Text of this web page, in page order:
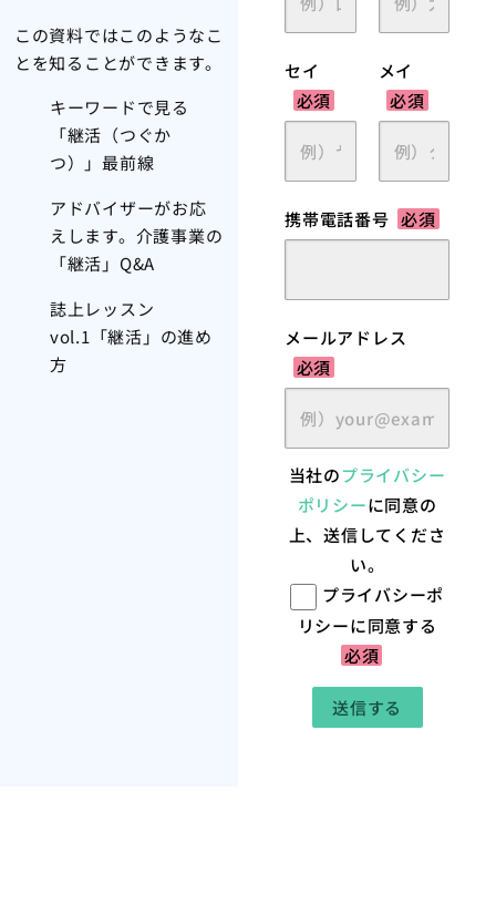
この資料ではこのようなこ
とを知ることができます。
キーワードで見る
「継活（つぐか
つ）」最前線
アドバイザーがお応
えします。介護事業の
「継活」Q&A
誌上レッスン
vol.1「継活」の進め
方
セイ
必須
メイ
必須
携帯電話番号 必須
メールアドレス
必須
当社のプライバシー
ポリシーに同意の
上、送信してくださ
い。
プライバシーポ
リシーに同意する
必須